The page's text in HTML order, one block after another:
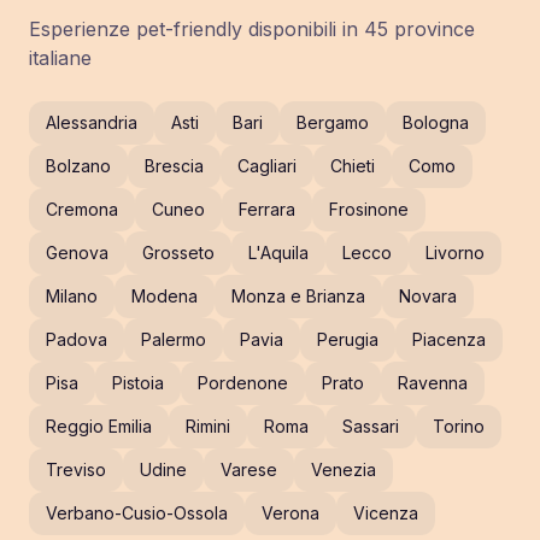
Esperienze pet-friendly disponibili in 45 province
italiane
Alessandria Asti Bari Bergamo Bologna
Bolzano Brescia Cagliari Chieti Como
Cremona Cuneo Ferrara Frosinone
Genova Grosseto L'Aquila Lecco Livorno
Milano Modena Monza e Brianza Novara
Padova Palermo Pavia Perugia Piacenza
Pisa Pistoia Pordenone Prato Ravenna
Reggio Emilia Rimini Roma Sassari Torino
Treviso Udine Varese Venezia
Verbano-Cusio-Ossola Verona Vicenza